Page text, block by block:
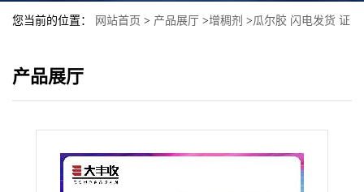
您当前的位置： 网站首页 > 产品展厅 >增稠剂 >瓜尔胶 闪电发货 证
产品展厅